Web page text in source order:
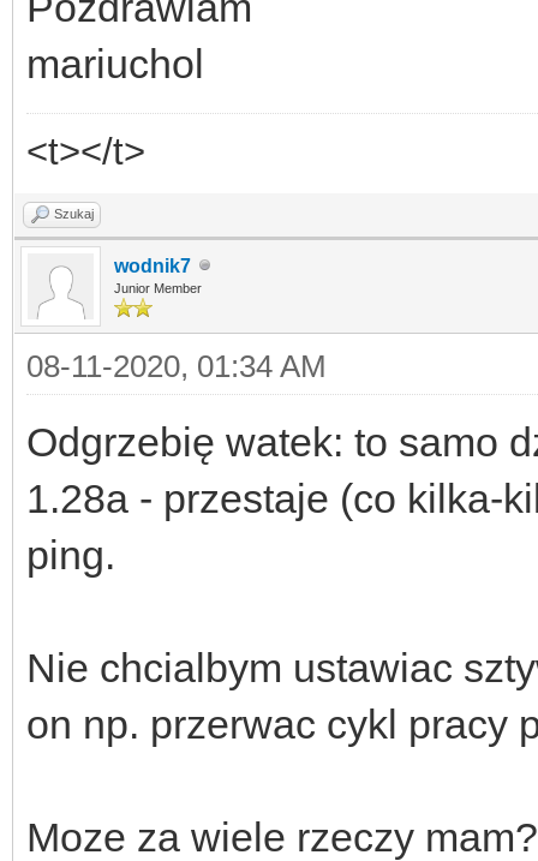
mariuchol
<t></t>
Szukaj
wodnik7
Junior Member
08-11-2020, 01:34 AM
Odgrzebię watek: to samo
1.28a - przestaje (co kilka-
ping.
Nie chcialbym ustawiac
on np. przerwac cykl pracy
Moze za wiele rzeczy